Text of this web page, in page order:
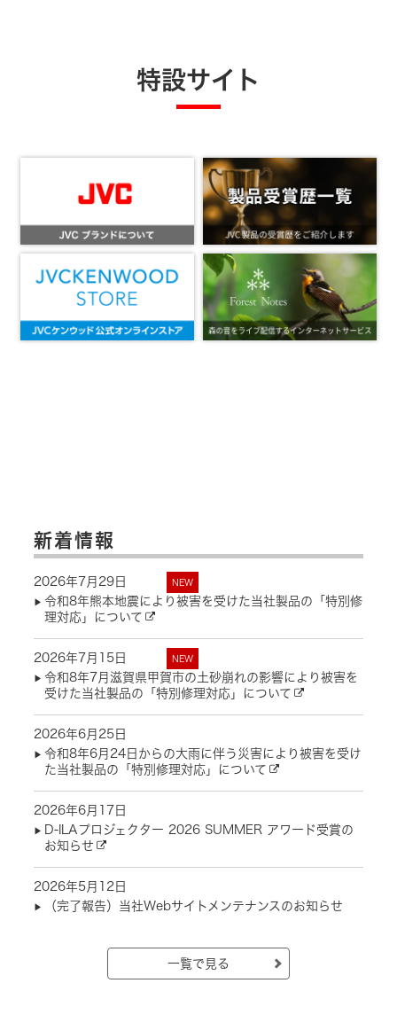
特設サイト
新着情報
一覧で見る
2026年7月29日 NEW
令和8年熊本地震により被害を受けた当社製品の「特別修
理対応」について
2026年7月15日 NEW
令和8年7月滋賀県甲賀市の土砂崩れの影響により被害を
受けた当社製品の「特別修理対応」について
2026年6月25日
令和8年6月24日からの大雨に伴う災害により被害を受け
た当社製品の「特別修理対応」について
2026年6月17日
D-ILAプロジェクター 2026 SUMMER アワード受賞の
お知らせ
2026年5月12日
（完了報告）当社Webサイトメンテナンスのお知らせ